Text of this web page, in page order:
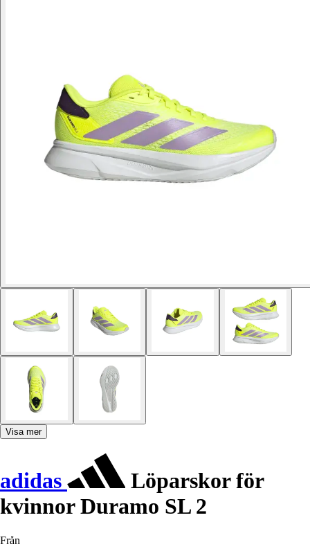
Visa mer
adidas
Löparskor för
kvinnor Duramo SL 2
Från